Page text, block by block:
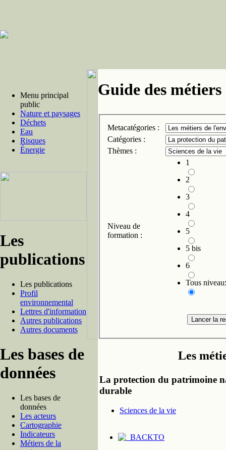
Menu principal
public
Nature et paysages
Déchets
Eau
Risques
Énergie
Les
publications
Les publications
Profil
environnemental
Lettres d'information
Autres publications
Autres documents
Les bases de
données
Les bases de
données
Les acteurs
Cartographie
Indicateurs
Métiers de la
Guide des
Metacatégories :
Catégories :
Thèmes :
Niveau de
formation :
1
2
3
4
5
5 bis
6
Tous
Les
La protection du patrimoine
durable
Sciences de la vie